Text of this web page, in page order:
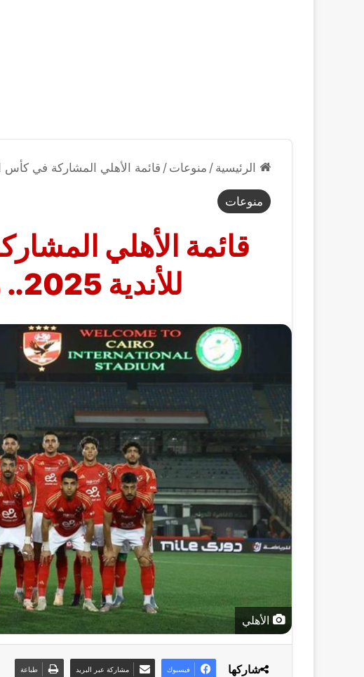
الرئيسية / منوعات / قائمة الأهلي المشاركة في كأس العالم
منوعات
قائمة الأهلي
للأندية 2025.. موقف زيزو
الأهلي
شاركها فيسبوك مشاركة عبر البريد طباعة